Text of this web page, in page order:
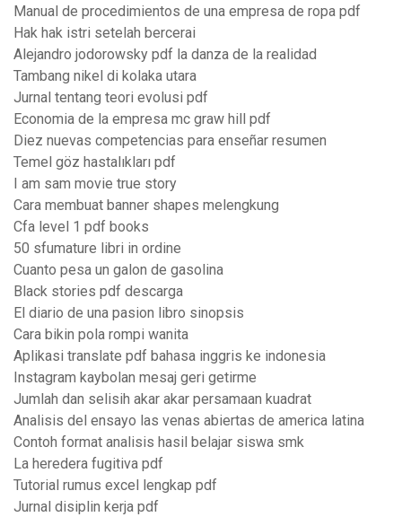
Manual de procedimientos de una empresa de ropa pdf
Hak hak istri setelah bercerai
Alejandro jodorowsky pdf la danza de la realidad
Tambang nikel di kolaka utara
Jurnal tentang teori evolusi pdf
Economia de la empresa mc graw hill pdf
Diez nuevas competencias para enseñar resumen
Temel göz hastalıkları pdf
I am sam movie true story
Cara membuat banner shapes melengkung
Cfa level 1 pdf books
50 sfumature libri in ordine
Cuanto pesa un galon de gasolina
Black stories pdf descarga
El diario de una pasion libro sinopsis
Cara bikin pola rompi wanita
Aplikasi translate pdf bahasa inggris ke indonesia
Instagram kaybolan mesaj geri getirme
Jumlah dan selisih akar akar persamaan kuadrat
Analisis del ensayo las venas abiertas de america latina
Contoh format analisis hasil belajar siswa smk
La heredera fugitiva pdf
Tutorial rumus excel lengkap pdf
Jurnal disiplin kerja pdf